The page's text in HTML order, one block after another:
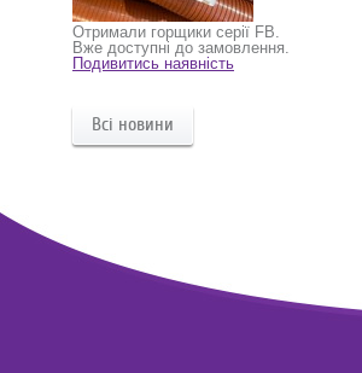
Отримали горщики серії FB.
Вже доступні до замовлення.
Подивитись наявність
Всі новини